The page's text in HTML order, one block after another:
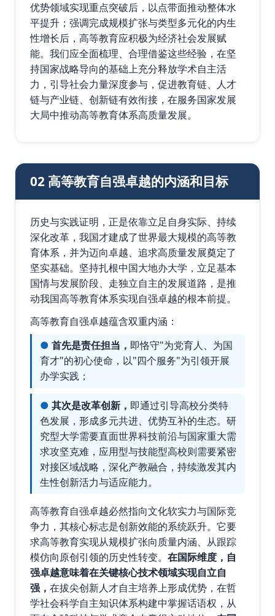
优势领域实现重点突破后，以点带面推动整体水
平提升；强调完成规模扩张与类型多元化的内生
性增长后，高等教育应积极为经济社会发展赋
能。我们应全面梳理、合理借鉴这些经验，在坚
持国家战略导向的基础上充分释放学术自主活
力，引导社会力量深度参与，促进教育链、人才
链与产业链、创新链有效衔接，在服务国家发展
大局中推动高等教育体系高质量发展。
02 高等教育自强卓越的内涵和目标
历史与实践证明，正是依靠立足自身实际、持续
深化改革，我国才建成了世界最大规模的高等教
育体系，并为迈向卓越、追求高质量发展奠定了
坚实基础。坚持扎根中国大地办大学，立足基本
国情与发展阶段、走独立自主的发展道路，是推
动我国高等教育体系实现自强卓越的根本前提。
高等教育自强卓越蕴含双重内涵：
● 首先是责任担当， 即恪守"为党育人、为国
育才"的初心使命，以"四个服务"为引领开展
办学实践；
● 其次是改革创新， 即通过引导高校分类特
色发展，形成多元共进、优势互补的生态。研
究型大学需要直面世界科技前沿与国家重大需
求攻坚克难，应用型与技能型高校则需要紧密
对接区域战略，深化产教融合，持续激发其内
生性创新活力与适应能力。
高等教育自强卓越必然指向文化软实力与国际竞
争力，其核心标志是创新效能的系统跃升。它要
求高等教育实现从规模扩张向质量内涵、从跟踪
模仿向原创引领的历史性转变。 在国际维度，自
强卓越意味着在关键核心技术领域实现自立自
强， 在拔尖创新人才自主培养上形成优势，在哲
学社会科学自主知识体系构建中掌握话语权，从